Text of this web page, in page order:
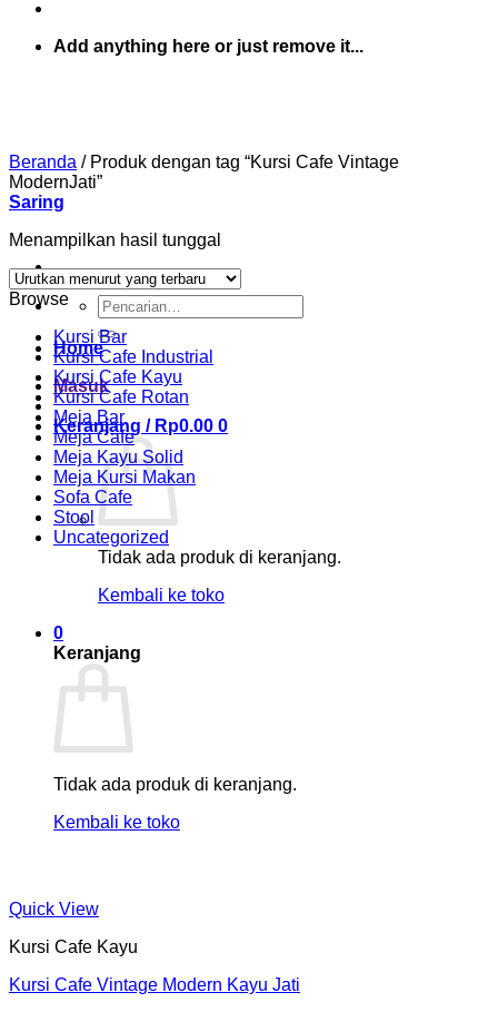
Add anything here or just remove it...
Pencarian
untuk:
Home
Masuk
Keranjang / Rp0.00 0
Tidak ada produk di keranjang.
Kembali ke toko
0
Keranjang
Tidak ada produk di keranjang.
Kembali ke toko
Beranda /Produk dengan tag “Kursi Cafe Vintage
ModernJati”
Saring
Menampilkan hasil tunggal
Browse
Kursi Bar
Kursi Cafe Industrial
Kursi Cafe Kayu
Kursi Cafe Rotan
Meja Bar
Meja Cafe
Meja Kayu Solid
Meja Kursi Makan
Sofa Cafe
Stool
Uncategorized
Quick View
Kursi Cafe Kayu
Kursi Cafe Vintage Modern Kayu Jati